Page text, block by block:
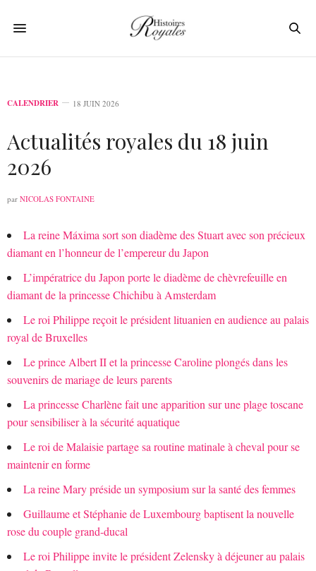
CALENDRIER 18 JUIN 2026
Actualités royales du 18 juin
2026
par NICOLAS FONTAINE
La reine Máxima sort son diadème des Stuart avec son précieux
diamant en l’honneur de l’empereur du Japon
L’impératrice du Japon porte le diadème de chèvrefeuille en
diamant de la princesse Chichibu à Amsterdam
Le roi Philippe reçoit le président lituanien en audience au palais
royal de Bruxelles
Le prince Albert II et la princesse Caroline plongés dans les
souvenirs de mariage de leurs parents
La princesse Charlène fait une apparition sur une plage toscane
pour sensibiliser à la sécurité aquatique
Le roi de Malaisie partage sa routine matinale à cheval pour se
maintenir en forme
La reine Mary préside un symposium sur la santé des femmes
Guillaume et Stéphanie de Luxembourg baptisent la nouvelle
rose du couple grand-ducal
Le roi Philippe invite le président Zelensky à déjeuner au palais